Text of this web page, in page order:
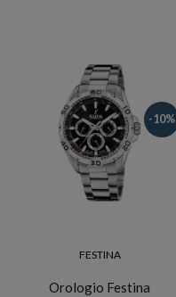
-10%
FESTINA
Orologio Festina